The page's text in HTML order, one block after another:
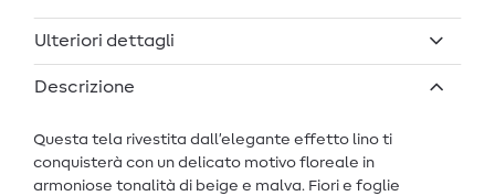
Ulteriori dettagli
Descrizione
Questa tela rivestita dall’elegante effetto lino ti
conquisterà con un delicato motivo floreale in
armoniose tonalità di beige e malva. Fiori e foglie